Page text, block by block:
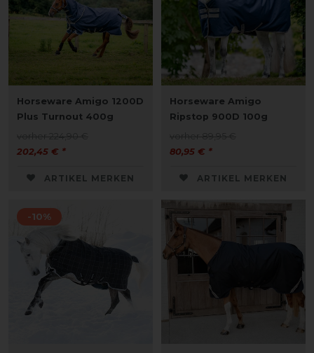
Horseware Amigo 1200D
Plus Turnout 400g
202,45 € *
ARTIKEL MERKEN
Horseware Amigo
Ripstop 900D 100g
80,95 € *
ARTIKEL MERKEN
-10%